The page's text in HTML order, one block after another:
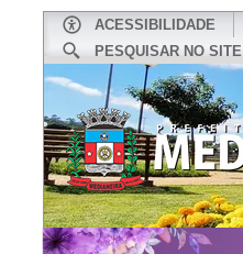
ACESSIBILIDADE
PESQUISAR NO SITE